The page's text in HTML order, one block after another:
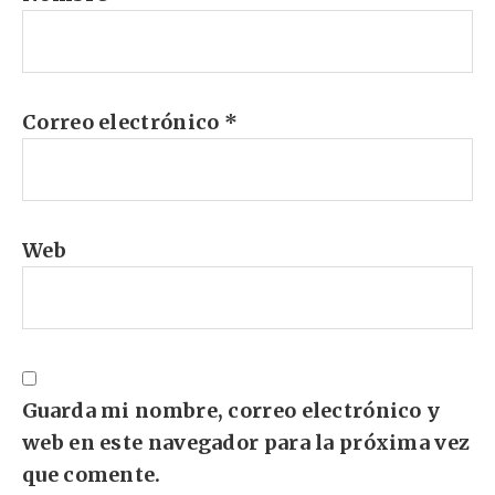
Correo electrónico *
Web
Guarda mi nombre, correo electrónico y
web en este navegador para la próxima vez
que comente.